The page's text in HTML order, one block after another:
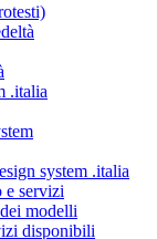
.italia
system .italia
e servizi
modelli
disponibili